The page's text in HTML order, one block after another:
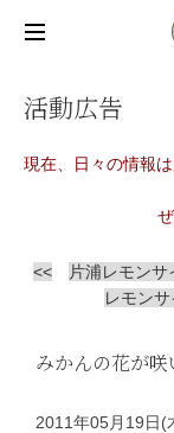
活動広告
現在、日々の情報
<< 片浦レモンサ
レモン
みかんの花が
2011年05月19日(